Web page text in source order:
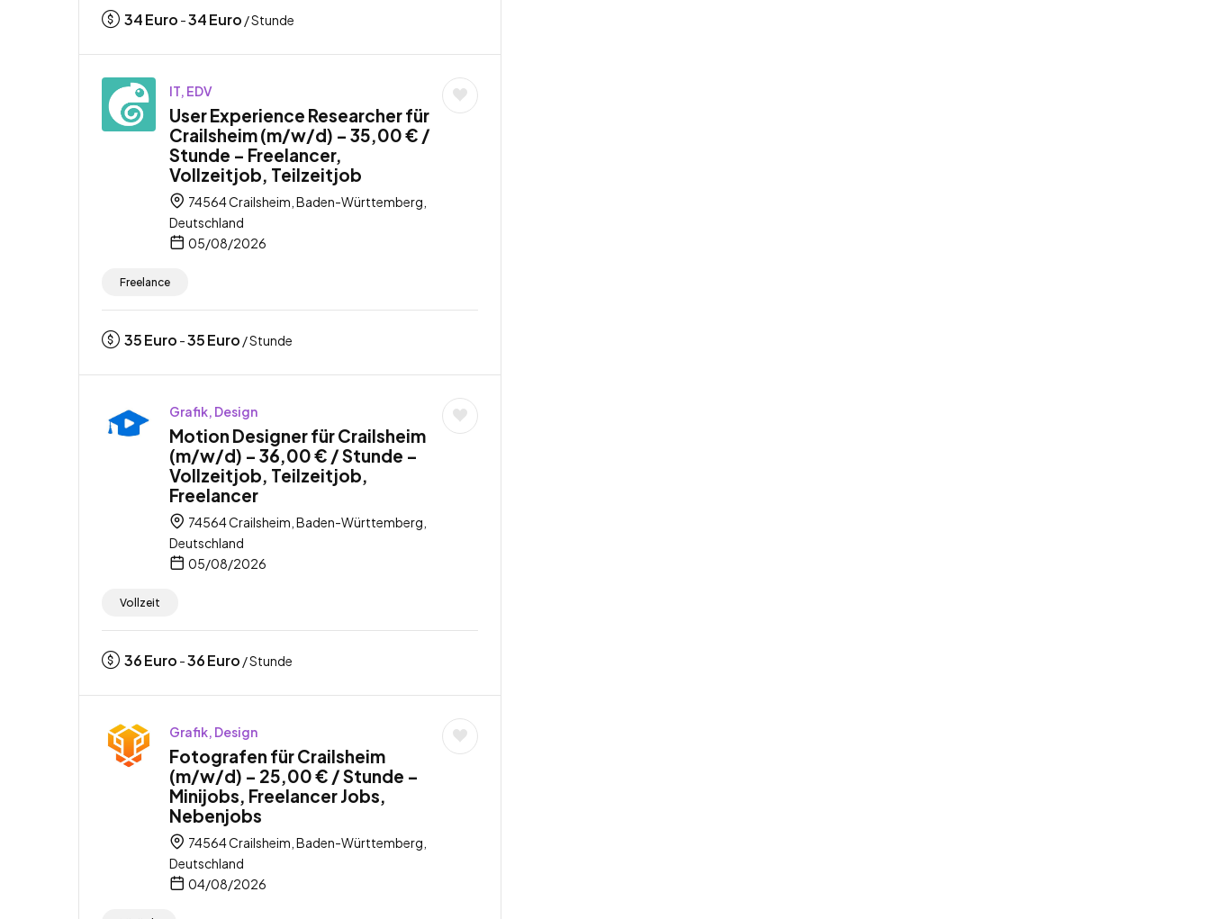
34Euro -34Euro / Stunde
IT, EDV
User Experience Researcher für
Crailsheim (m/w/d) – 35,00 € /
Stunde – Freelancer,
Vollzeitjob, Teilzeitjob
74564 Crailsheim, Baden-Württemberg,
Deutschland
05/08/2026
Freelance
35Euro -35Euro / Stunde
Grafik, Design
Motion Designer für Crailsheim
(m/w/d) – 36,00 € / Stunde –
Vollzeitjob, Teilzeitjob,
Freelancer
74564 Crailsheim, Baden-Württemberg,
Deutschland
05/08/2026
Vollzeit
36Euro -36Euro / Stunde
Grafik, Design
Fotografen für Crailsheim
(m/w/d) – 25,00 € / Stunde –
Minijobs, Freelancer Jobs,
Nebenjobs
74564 Crailsheim, Baden-Württemberg,
Deutschland
04/08/2026